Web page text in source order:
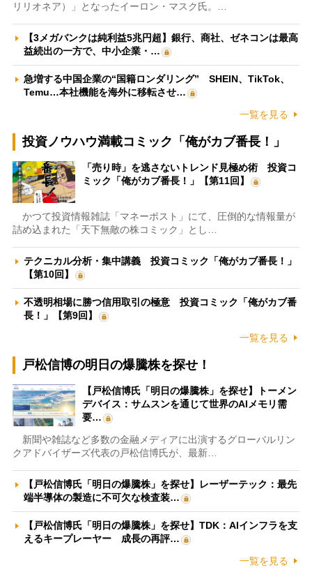
リリオネア）」となったイーロン・マスク氏。…
【3メガバンクは純利益5兆円超】銀行、商社、ゼネコンは最高
益続出の一方で、中小企業・…
急増する中国企業の“国籍ロンダリング” SHEIN、TikTok、
Temu…本社機能を海外に移転させ…
一覧を見る
投資ノウハウ満載コミック「俺がカブ番長！」
「売り時」を逃さないトレンド見極め術 投資コ
ミック「俺がカブ番長！」【第11回】
かつて投資情報雑誌「マネーポスト」にて、圧倒的な情報量が
詰め込まれた「天下無敵の株コミック」とし…
テクニカル分析・集中講義 投資コミック「俺がカブ番長！」
【第10回】
不透明相場に勝つ信用取引の極意 投資コミック「俺がカブ番
長！」【第9回】
一覧を見る
戸松信博の明日の爆騰株を探せ！
【戸松信博氏「明日の爆騰株」を探せ】トーメン
デバイス：サムスンを通じて世界のAIメモリ需
要…
新聞や雑誌など多数の金融メディアに出演するグローバルリン
クアドバイザーズ代表の戸松信博氏が、最新…
【戸松信博氏「明日の爆騰株」を探せ】レーザーテック：最先
端半導体の製造に不可欠な検査装…
【戸松信博氏「明日の爆騰株」を探せ】TDK：AIインフラを支
えるキープレーヤー 成長の再評…
一覧を見る